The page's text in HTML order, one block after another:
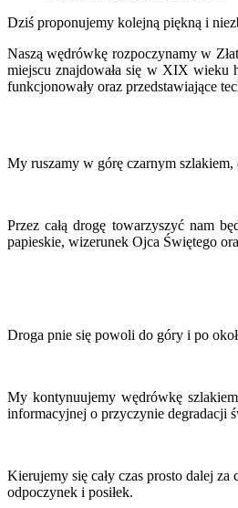
Dziś proponujemy kolejną piękną i
Naszą wędrówkę rozpoczynamy w
miejscu znajdowała się w XIX wieku
funkcjonowały oraz przedstawiające
My ruszamy w górę czarnym
Przez całą drogę towarzyszyć nam
papieskie, wizerunek Ojca Świętego
Droga pnie się powoli do góry i po
My kontynuujemy wędrówkę
informacyjnej o przyczynie degradacji
Kierujemy się cały czas prosto dalej
odpoczynek i posiłek.